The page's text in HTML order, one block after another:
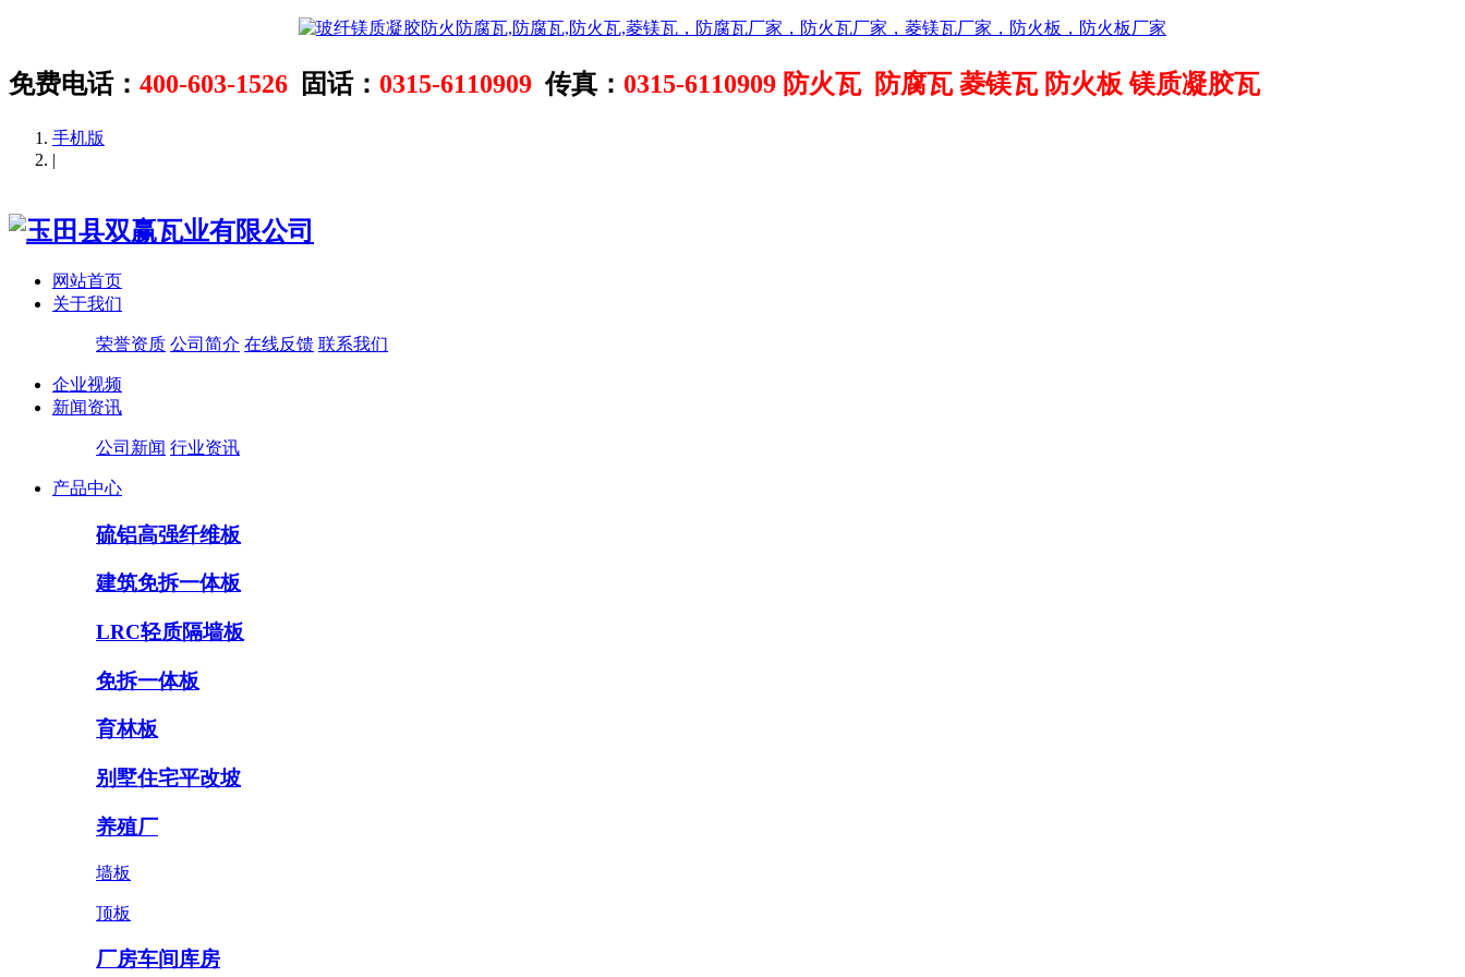
免费电话： 400-603-1526 固话： 0315-6110909 传真： 0315-6110909 防火瓦 防腐瓦 菱镁瓦 防火板 镁质凝胶瓦
手机版
|
网站首页
关于我们
荣誉资质 公司简介 在线反馈 联系我们
企业视频
新闻资讯
公司新闻 行业资讯
产品中心
硫铝高强纤维板
建筑免拆一体板
LRC轻质隔墙板
免拆一体板
育林板
别墅住宅平改坡
养殖厂
墙板
顶板
厂房车间库房